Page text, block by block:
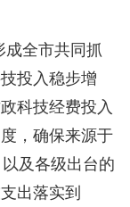
成全市共同抓
投入稳步增
科技经费投入
，确保来源于
及各级出台的
出落实到